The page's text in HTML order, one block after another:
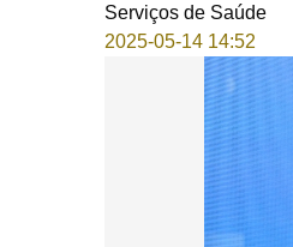
Serviços de Saúde
2025-05-14 14:52